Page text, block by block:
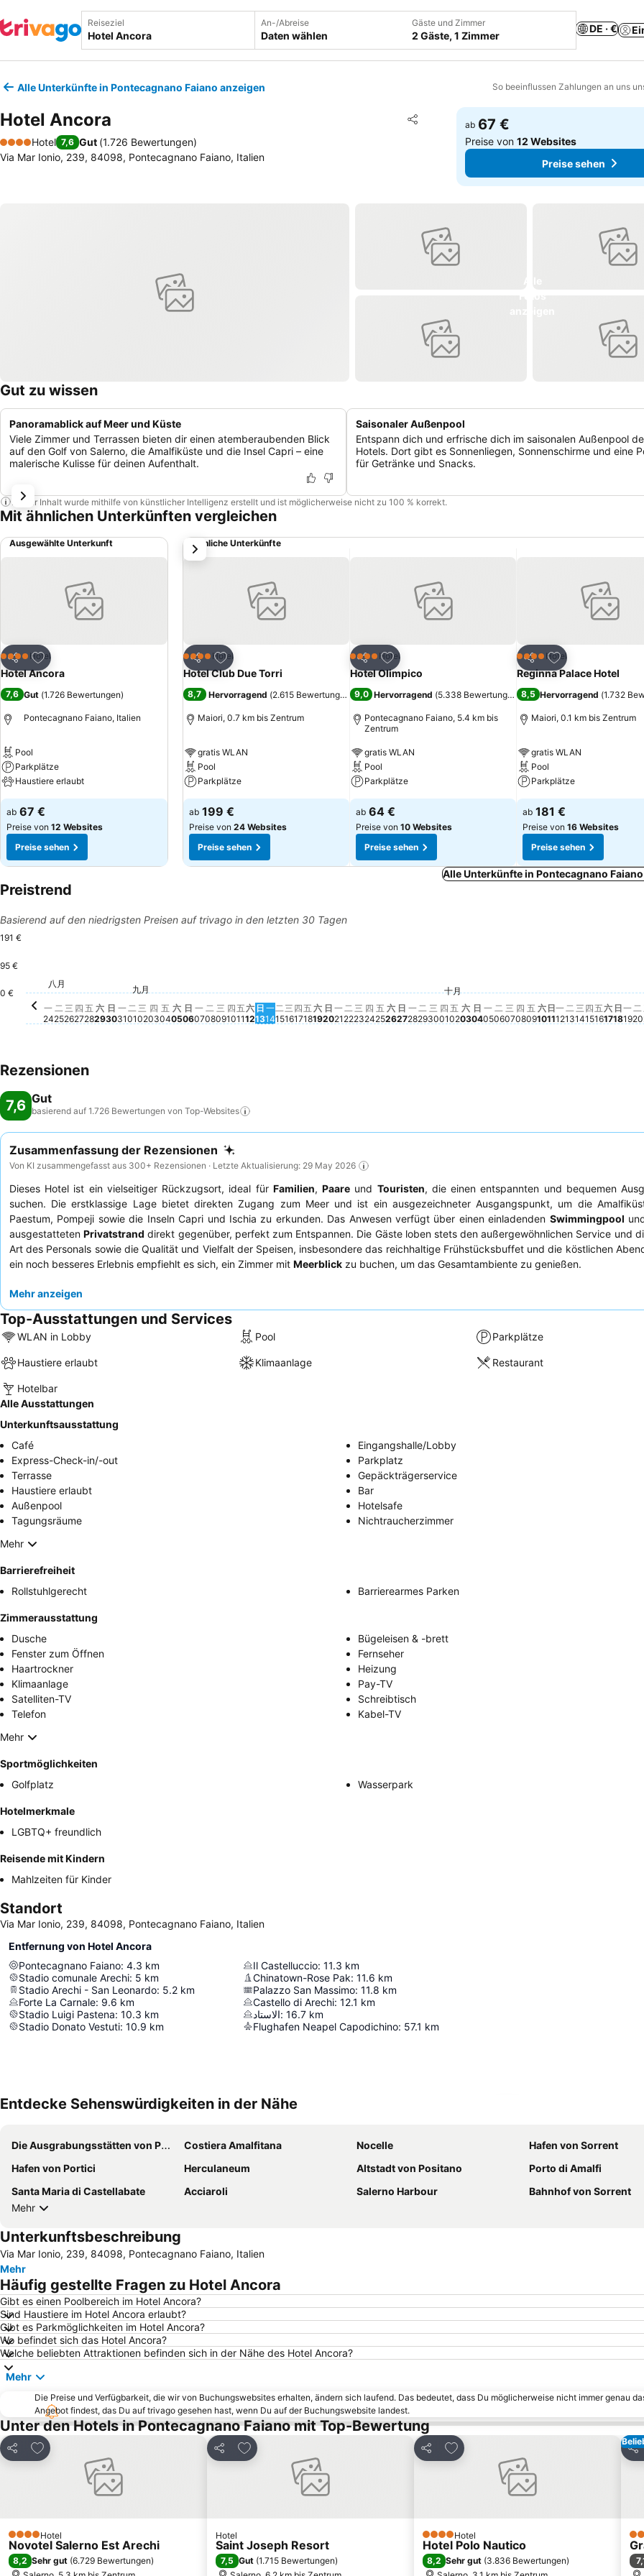
Reiseziel An-/Abreise
Daten wählen
Gäste und Zimmer
2 Gäste, 1 Zimmer
DE · €
Alle Unterkünfte in Pontecagnano Faiano anzeigen So beeinflussen Zahlungen an uns
Hotel Ancora Teilen
Zu Favoriten hinzufügen
4 Sterne
Hotel 7,6 Gut (1.726 Bewertungen)
Via Mar Ionio, 239, 84098, Pontecagnano Faiano, Italien
ab 67 €
Preise von12 Websites
Preise sehen
Gut zu wissen
Panoramablick auf Meer und Küste
Viele Zimmer und Terrassen bieten dir einen atemberaubenden Blick
auf den Golf von Salerno, die Amalfiküste und die Insel Capri – eine
malerische Kulisse für deinen Aufenthalt.
Saisonaler Außenpool
Entspann dich und erfrische dich im saisonalen Außenpool
Hotels. Dort gibt es Sonnenliegen, Sonnenschirme und eine
für Getränke und Snacks.
Dieser Inhalt wurde mithilfe von künstlicher Intelligenz erstellt und ist möglicherweise nicht zu 100 % korrekt.
Mit ähnlichen Unterkünften vergleichen
Ausgewählte Unterkunft
Teilen
Zu Favoriten hinzufügen
4 SterneHotel
Hotel Ancora
7,6 Gut (1.726 Bewertungen)
Pontecagnano Faiano, Italien
Pool
Parkplätze
Haustiere erlaubt
ab 67 €
Preise von 12 Websites
Preise sehen
Ähnliche Unterkünfte
Teilen
Zu Favoriten hinzufügen
4 SterneHotel
Hotel Club Due Torri
8,7 Hervorragend (2.615 Bewertungen )
Maiori, 0.7 km bis Zentrum
gratis WLAN
Pool
Parkplätze
ab 199 €
Preise von 24 Websites
Preise sehen
Teilen
Zu Favoriten hinzufügen
4 SterneHotel
Hotel Olimpico
9,0 Hervorragend (5.338 Bewertungen)
Pontecagnano Faiano, 5.4 km bis
Zentrum
gratis WLAN
Pool
Parkplätze
ab 64 €
Preise von 10 Websites
Preise sehen
Teilen
Zu Favoriten
4 SterneHotel
Reginna Palace Hotel
8,5 Hervorragend (1.732
Maiori, 0.1 km bis Zentrum
gratis WLAN
Pool
Parkplätze
ab 181 €
Preise von 16 Websites
Preise sehen
weiter
Alle Unterkünfte in Pontecagnano
Preistrend
Basierend auf den niedrigsten Preisen auf trivago in den letzten 30 Tagen
191 €
95 €
0 € 星期一, 八月 24
134 €
八月
一
24
星期二, 八月 25
137 €
二
25
星期三, 八月 26
三
26
星期四, 八月 27
四
27
星期五, 八月 28
五
28
星期六, 八月 29
六
29
星期日, 八月 30
133 €
日
30
星期一, 八月 31
126 €
一
31
星期二, 九月 01
102 €
九月
二
01
星期三, 九月 02
102 €
三
02
星期四, 九月 03
112 €
四
03
星期五, 九月 04
102 €
五
04
六
05
星期日, 九月 06
102 €
日
06
星期一, 九月 07
92 €
一
07
二
08
三
09
星期四, 九月 10
95 €
四
10
星期五, 九月 11
117 €
五
11
六
12
星期日, 九月 13
84 €
日
13
星期一, 九月 14
83 €
一
14
星期二, 九月 15
83 €
二
15
星期三, 九月 16
87 €
三
16
星期四, 九月 17
83 €
四
17
五
18
六
19
星期日, 九月 20
97 €
日
20
星期一, 九月 21
102 €
一
21
星期二, 九月 22
99 €
二
22
星期三, 九月 23
70 €
三
23
星期四, 九月 24
78 €
四
24
星期五, 九月 25
78 €
五
25
星期六, 九月 26
74 €
六
26
星期日, 九月 27
75 €
日
27
星期一, 九月 28
77 €
一
28
星期二, 九月 29
97 €
二
29
星期三, 九月 30
103 €
三
30
星期四, 十月 01
97 €
十月
四
01
星期五, 十月 02
74 €
五
02
星期六, 十月 03
97 €
六
03
星期日, 十月 04
74 €
日
04
星期一, 十月 05
74 €
一
05
星期二, 十月 06
74 €
二
06
星期三, 十月 07
74 €
三
07
星期四, 十月 08
74 €
四
08
星期五, 十月 09
79 €
五
09
星期六, 十月 10
74 €
六
10
星期日, 十月 11
74 €
日
11
星期一, 十月 12
74 €
一
12
星期二, 十月
80 €
二
13
三
14
四
15
星期五,
Kein
五
16
星期
74 €
六
17
星期
81 €
日
18
星
一
19
二
20
Rezensionen
7,6 Gut
basierend auf 1.726 Bewertungen von Top-Websites
Zusammenfassung der Rezensionen
Von KI zusammengefasst aus 300+ Rezensionen · Letzte Aktualisierung: 29 May 2026
Dieses Hotel ist ein vielseitiger Rückzugsort, ideal für Familien,Paare und Touristen, die einen entspannten und bequemen
suchen. Die erstklassige Lage bietet direkten Zugang zum Meer und ist ein ausgezeichneter Ausgangspunkt, um die
Paestum, Pompeji sowie die Inseln Capri und Ischia zu erkunden. Das Anwesen verfügt über einen einladenden Swimmingpool
ausgestattetenPrivatstrand direkt gegenüber, perfekt zum Entspannen. Die Gäste loben stets den außergewöhnlichen Service und
Art des Personals sowie die Qualität und Vielfalt der Speisen, insbesondere das reichhaltige Frühstücksbuffet und die köstlichen
ein noch besseres Erlebnis empfiehlt es sich, ein Zimmer mit Meerblick zu buchen, um das Gesamtambiente zu genießen.
Mehr anzeigen
Top-Ausstattungen und Services
WLAN in Lobby Pool Parkplätze
Haustiere erlaubt Klimaanlage Restaurant
Hotelbar
Alle Ausstattungen
Unterkunftsausstattung
Café
Eingangshalle/Lobby
Express-Check-in/-out
Parkplatz
Terrasse
Gepäckträgerservice
Haustiere erlaubt
Bar
Außenpool
Hotelsafe
Tagungsräume
Nichtraucherzimmer
Mehr
Barrierefreiheit
Rollstuhlgerecht
Barrierearmes Parken
Zimmerausstattung
Dusche
Bügeleisen & -brett
Fenster zum Öffnen
Fernseher
Haartrockner
Heizung
Klimaanlage
Pay-TV
Satelliten-TV
Schreibtisch
Telefon
Kabel-TV
Mehr
Sportmöglichkeiten
Golfplatz
Wasserpark
Hotelmerkmale
LGBTQ+ freundlich
Reisende mit Kindern
Mahlzeiten für Kinder
Standort
Via Mar Ionio, 239, 84098, Pontecagnano Faiano, Italien
Entfernung von Hotel Ancora
Pontecagnano Faiano: 4.3 km
Stadio comunale Arechi: 5 km
Stadio Arechi - San Leonardo: 5.2 km
Forte La Carnale: 9.6 km
Stadio Luigi Pastena: 10.3 km
Stadio Donato Vestuti: 10.9 km
Il Castelluccio: 11.3 km
Chinatown-Rose Pak: 11.6 km
Palazzo San Massimo: 11.8 km
Castello di Arechi: 12.1 km
الاستاد: 16.7 km
Flughafen Neapel Capodichino: 57.1 km
Entdecke Sehenswürdigkeiten in der Nähe
Die Ausgrabungsstätten von Pompeji Costiera Amalfitana Nocelle
Hafen von Sorrent
Hafen von Portici
Herculaneum Altstadt von Positano
Porto di Amalfi
Santa Maria di Castellabate
Acciaroli Salerno Harbour
Bahnhof von Sorrent
Mehr
Unterkunftsbeschreibung
Via Mar Ionio, 239, 84098, Pontecagnano Faiano, Italien
Mehr
Häufig gestellte Fragen zu Hotel Ancora
Gibt es einen Poolbereich im Hotel Ancora?
Sind Haustiere im Hotel Ancora erlaubt?
Gibt es Parkmöglichkeiten im Hotel Ancora?
Wo befindet sich das Hotel Ancora?
Welche beliebten Attraktionen befinden sich in der Nähe des Hotel Ancora?
Mehr
Die Preise und Verfügbarkeit, die wir von Buchungswebsites erhalten, ändern sich laufend. Das bedeutet, dass Du möglicherweise nicht immer genau
Angebot findest, das Du auf trivago gesehen hast, wenn Du auf der Buchungswebsite landest.
Unter den Hotels in Pontecagnano Faiano mit Top-Bewertung
Teilen
Zu Favoriten hinzufügen
4 SterneHotel
Novotel Salerno Est Arechi
8,2 Sehr gut (6.729 Bewertungen)
Teilen
Zu Favoriten hinzufügen
Hotel
Saint Joseph Resort
7,5 Gut (1.715 Bewertungen)
Teilen
Zu Favoriten hinzufügen
4 SterneHotel
Hotel Polo Nautico
8,2 Sehr gut (3.836 Bewertungen)
4